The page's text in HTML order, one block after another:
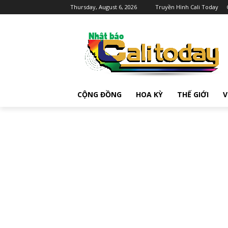
Thursday, August 6, 2026 Truyền Hình Cali Today
CỘNG ĐỒNG HOA KỲ THẾ GIỚI